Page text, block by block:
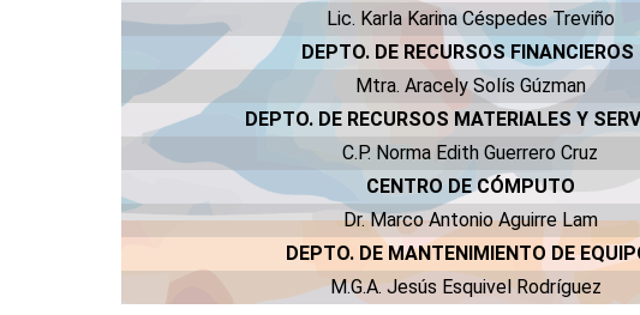
Lic. Karla Karina Céspedes Treviño
DEPTO. DE RECURSOS FINANCIEROS
Mtra. Aracely Solís Gúzman
DEPTO. DE RECURSOS MATERIALES Y
C.P. Norma Edith Guerrero Cruz
CENTRO DE CÓMPUTO
Dr. Marco Antonio Aguirre Lam
DEPTO. DE MANTENIMIENTO DE
M.G.A. Jesús Esquivel Rodríguez